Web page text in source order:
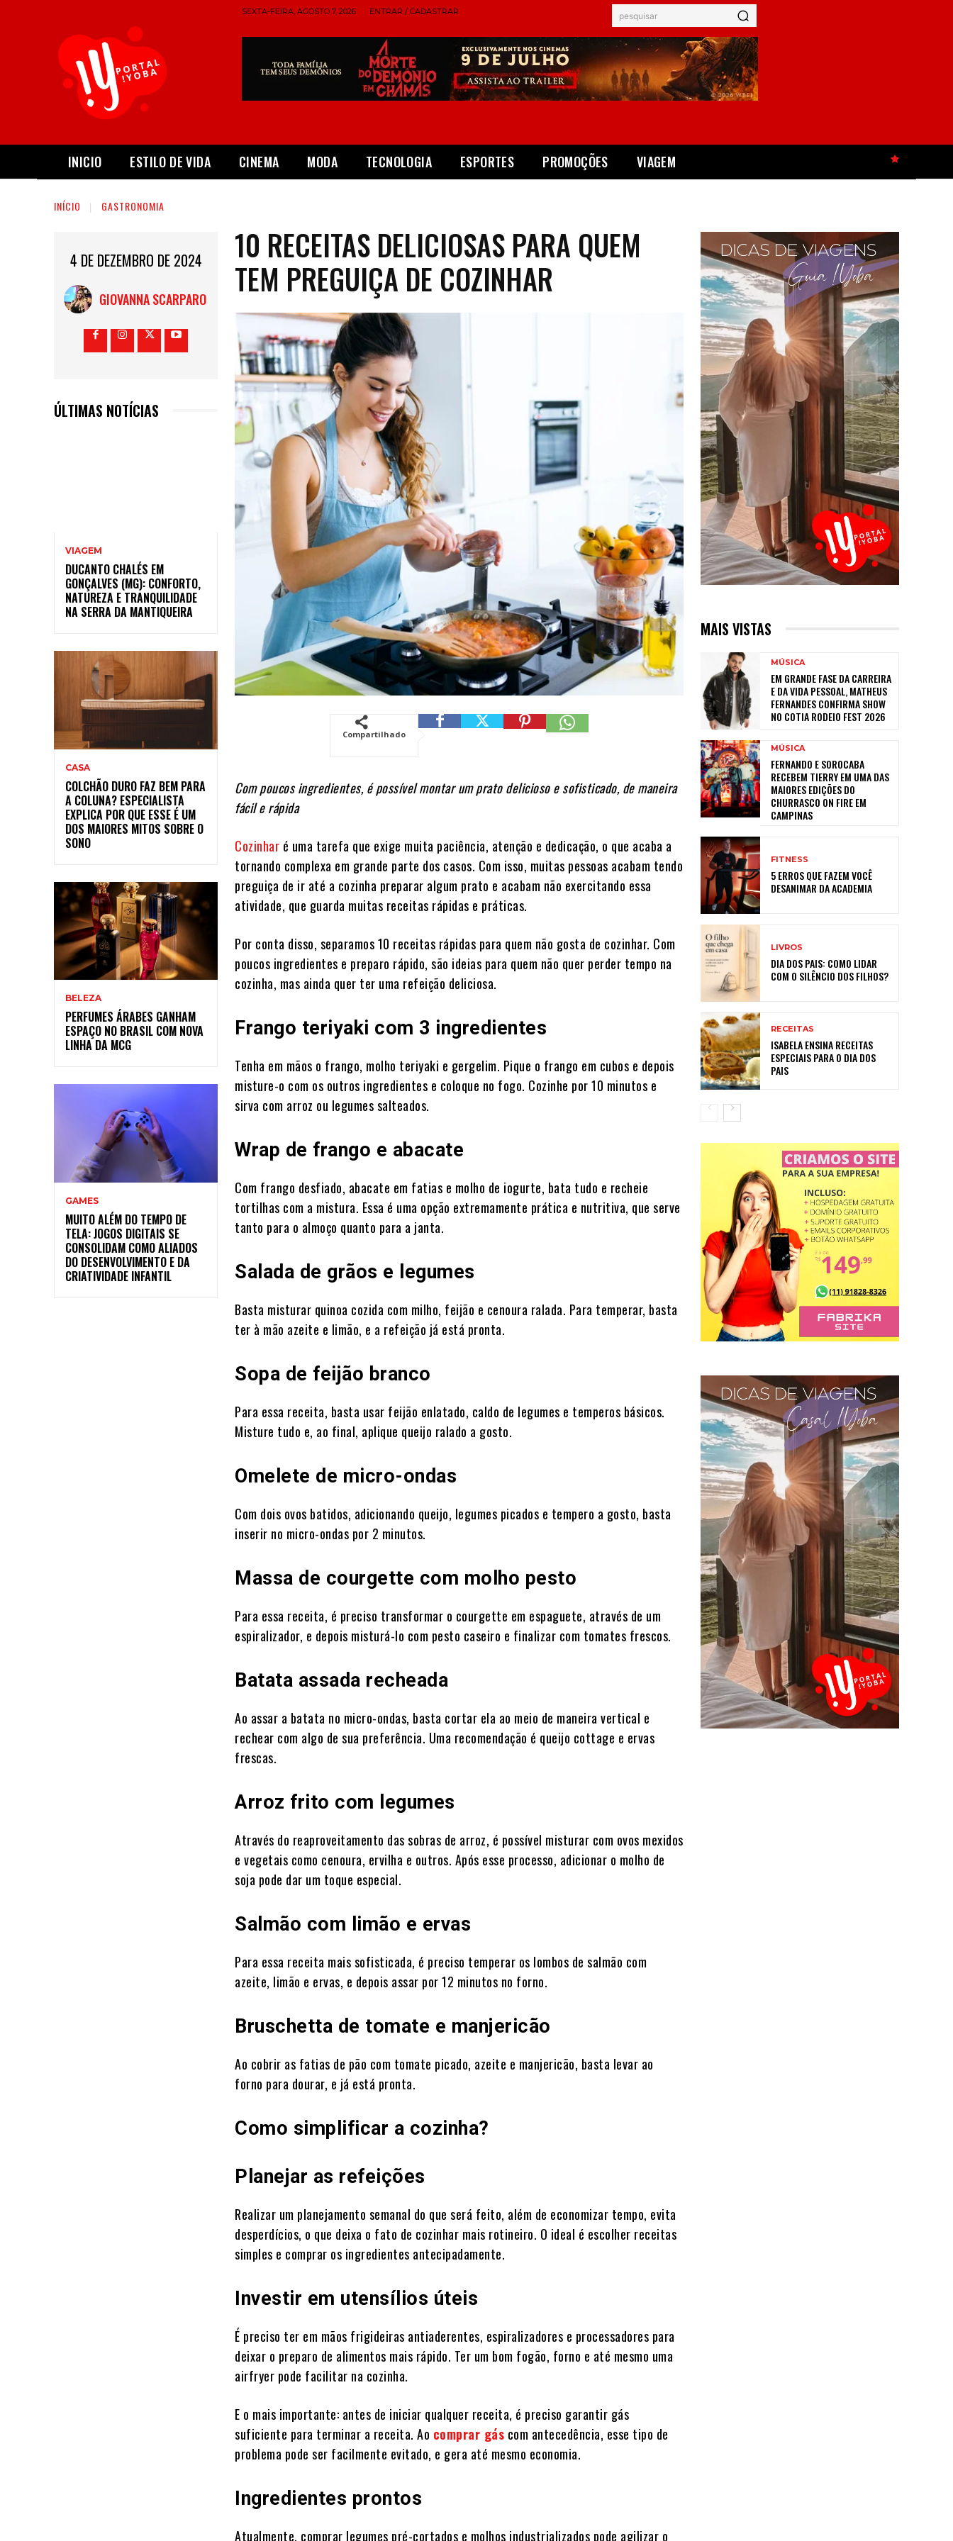
SEXTA-FEIRA, AGOSTO 7, 2026 ENTRAR / CADASTRAR pesquisar
INICIO ESTILO DE VIDA CINEMA MODA TECNOLOGIA ESPORTES PROMOÇÕES VIAGEM
INÍCIO GASTRONOMIA
4 DE DEZEMBRO DE 2024
GIOVANNA SCARPARO
ÚLTIMAS NOTÍCIAS
VIAGEM
DUCANTO CHALÉS EM
GONÇALVES (MG): CONFORTO,
NATUREZA E TRANQUILIDADE
NA SERRA DA MANTIQUEIRA
CASA
COLCHÃO DURO FAZ BEM PARA
A COLUNA? ESPECIALISTA
EXPLICA POR QUE ESSE É UM
DOS MAIORES MITOS SOBRE O
SONO
BELEZA
PERFUMES ÁRABES GANHAM
ESPAÇO NO BRASIL COM NOVA
LINHA DA MCG
GAMES
MUITO ALÉM DO TEMPO DE
TELA: JOGOS DIGITAIS SE
CONSOLIDAM COMO ALIADOS
DO DESENVOLVIMENTO E DA
CRIATIVIDADE INFANTIL
10 RECEITAS DELICIOSAS PARA QUEM
TEM PREGUIÇA DE COZINHAR
Compartilhado
Com poucos ingredientes, é possível montar um prato delicioso e sofisticado, de maneira
fácil e rápida
Cozinhar é uma tarefa que exige muita paciência, atenção e dedicação, o que acaba a
tornando complexa em grande parte dos casos. Com isso, muitas pessoas acabam tendo
preguiça de ir até a cozinha preparar algum prato e acabam não exercitando essa
atividade, que guarda muitas receitas rápidas e práticas.
Por conta disso, separamos 10 receitas rápidas para quem não gosta de cozinhar. Com
poucos ingredientes e preparo rápido, são ideias para quem não quer perder tempo na
cozinha, mas ainda quer ter uma refeição deliciosa.
Frango teriyaki com 3 ingredientes
Tenha em mãos o frango, molho teriyaki e gergelim. Pique o frango em cubos e depois
misture-o com os outros ingredientes e coloque no fogo. Cozinhe por 10 minutos e
sirva com arroz ou legumes salteados.
Wrap de frango e abacate
Com frango desfiado, abacate em fatias e molho de iogurte, bata tudo e recheie
tortilhas com a mistura. Essa é uma opção extremamente prática e nutritiva, que serve
tanto para o almoço quanto para a janta.
Salada de grãos e legumes
Basta misturar quinoa cozida com milho, feijão e cenoura ralada. Para temperar, basta
ter à mão azeite e limão, e a refeição já está pronta.
Sopa de feijão branco
Para essa receita, basta usar feijão enlatado, caldo de legumes e temperos básicos.
Misture tudo e, ao final, aplique queijo ralado a gosto.
Omelete de micro-ondas
Com dois ovos batidos, adicionando queijo, legumes picados e tempero a gosto, basta
inserir no micro-ondas por 2 minutos.
Massa de courgette com molho pesto
Para essa receita, é preciso transformar o courgette em espaguete, através de um
espiralizador, e depois misturá-lo com pesto caseiro e finalizar com tomates frescos.
Batata assada recheada
Ao assar a batata no micro-ondas, basta cortar ela ao meio de maneira vertical e
rechear com algo de sua preferência. Uma recomendação é queijo cottage e ervas
frescas.
Arroz frito com legumes
Através do reaproveitamento das sobras de arroz, é possível misturar com ovos mexidos
e vegetais como cenoura, ervilha e outros. Após esse processo, adicionar o molho de
soja pode dar um toque especial.
Salmão com limão e ervas
Para essa receita mais sofisticada, é preciso temperar os lombos de salmão com
azeite, limão e ervas, e depois assar por 12 minutos no forno.
Bruschetta de tomate e manjericão
Ao cobrir as fatias de pão com tomate picado, azeite e manjericão, basta levar ao
forno para dourar, e já está pronta.
Como simplificar a cozinha?
Planejar as refeições
Realizar um planejamento semanal do que será feito, além de economizar tempo, evita
desperdícios, o que deixa o fato de cozinhar mais rotineiro. O ideal é escolher receitas
simples e comprar os ingredientes antecipadamente.
Investir em utensílios úteis
É preciso ter em mãos frigideiras antiaderentes, espiralizadores e processadores para
deixar o preparo de alimentos mais rápido. Ter um bom fogão, forno e até mesmo uma
airfryer pode facilitar na cozinha.
E o mais importante: antes de iniciar qualquer receita, é preciso garantir gás
suficiente para terminar a receita. Ao comprar gás com antecedência, esse tipo de
problema pode ser facilmente evitado, e gera até mesmo economia.
Ingredientes prontos
Atualmente, comprar legumes pré-cortados e molhos industrializados pode agilizar o
MAIS VISTAS
MÚSICA
EM GRANDE FASE DA CARREIRA
E DA VIDA PESSOAL, MATHEUS
FERNANDES CONFIRMA SHOW
NO COTIA RODEIO FEST 2026
MÚSICA
FERNANDO E SOROCABA
RECEBEM TIERRY EM UMA DAS
MAIORES EDIÇÕES DO
CHURRASCO ON FIRE EM
CAMPINAS
FITNESS
5 ERROS QUE FAZEM VOCÊ
DESANIMAR DA ACADEMIA
LIVROS
DIA DOS PAIS: COMO LIDAR
COM O SILÊNCIO DOS FILHOS?
RECEITAS
ISABELA ENSINA RECEITAS
ESPECIAIS PARA O DIA DOS
PAIS